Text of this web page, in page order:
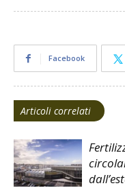
Facebook
Articoli correlati